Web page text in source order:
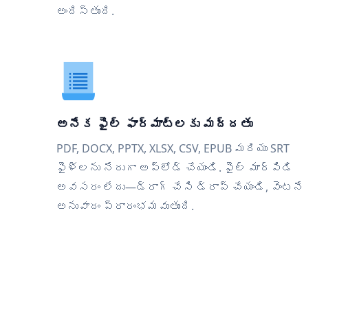
అందిస్తుంది.
అనేక ఫైల్ ఫార్మాట్‌లకు మద్దతు
PDF, DOCX, PPTX, XLSX, CSV, EPUB మరియు SRT
ఫైళ్లను నేరుగా అప్‌లోడ్ చేయండి. ఫైల్ మార్పిడి
అవసరం లేదు—డ్రాగ్ చేసి డ్రాప్ చేయండి, వెంటనే
అనువాదం ప్రారంభమవుతుంది.